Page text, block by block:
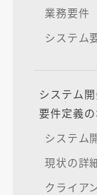
業務要件
システム
システム
要件定義
システム
現状の詳
クライア